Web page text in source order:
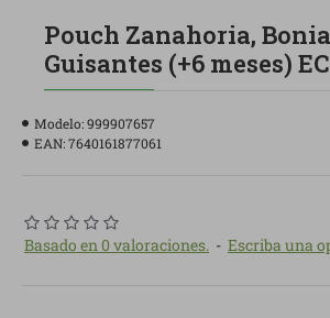
Pouch Zanahoria,
Guisantes (+6 meses)
Modelo:999907657
EAN:7640161877061
Basado en 0 valoraciones. - Escriba una